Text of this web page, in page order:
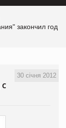
закончил год
30 січня 2012
С